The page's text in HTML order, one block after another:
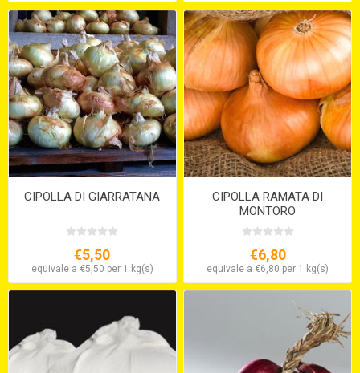
CIPOLLA DI GIARRATANA
€5,50
equivale a €5,50 per 1 kg(s)
CIPOLLA RAMATA DI
MONTORO
€6,80
equivale a €6,80 per 1 kg(s)